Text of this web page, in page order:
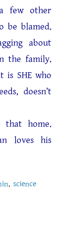
few other
be blamed.
about
the family.
is SHE who
doesn’t
that home.
loves his
, science